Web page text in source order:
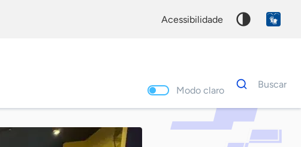
acessibilidade
Modo claro
Dados
para
Buscar
Palavra
chave